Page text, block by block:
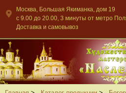
Москва, Большая Якиманка, дом 19
c 9.00 до 20.00, 3 минуты от метро
Доставка и самовывоз